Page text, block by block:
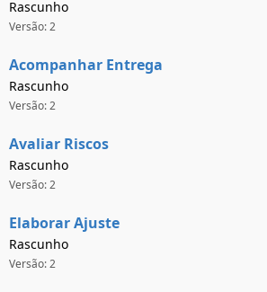
Rascunho
Versão: 2
Acompanhar Entrega
Rascunho
Versão: 2
Avaliar Riscos
Rascunho
Versão: 2
Elaborar Ajuste
Rascunho
Versão: 2